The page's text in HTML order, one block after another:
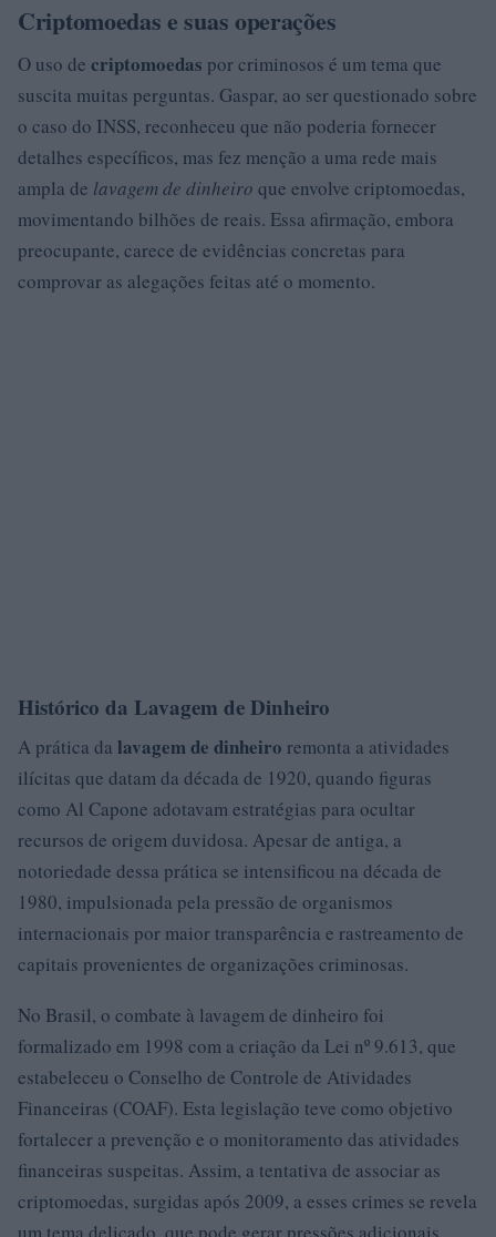
Criptomoedas e suas operações
O uso de criptomoedas por criminosos é um tema que
suscita muitas perguntas. Gaspar, ao ser questionado sobre
o caso do INSS, reconheceu que não poderia fornecer
detalhes específicos, mas fez menção a uma rede mais
ampla de lavagem de dinheiro que envolve criptomoedas,
movimentando bilhões de reais. Essa afirmação, embora
preocupante, carece de evidências concretas para
comprovar as alegações feitas até o momento.
Histórico da Lavagem de Dinheiro
A prática da lavagem de dinheiro remonta a atividades
ilícitas que datam da década de 1920, quando figuras
como Al Capone adotavam estratégias para ocultar
recursos de origem duvidosa. Apesar de antiga, a
notoriedade dessa prática se intensificou na década de
1980, impulsionada pela pressão de organismos
internacionais por maior transparência e rastreamento de
capitais provenientes de organizações criminosas.
No Brasil, o combate à lavagem de dinheiro foi
formalizado em 1998 com a criação da Lei nº 9.613, que
estabeleceu o Conselho de Controle de Atividades
Financeiras (COAF). Esta legislação teve como objetivo
fortalecer a prevenção e o monitoramento das atividades
financeiras suspeitas. Assim, a tentativa de associar as
criptomoedas, surgidas após 2009, a esses crimes se revela
um tema delicado, que pode gerar pressões adicionais